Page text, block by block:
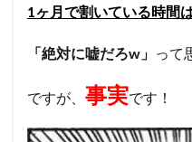
1ヶ月で割いている時間
「絶対に嘘だろw」 って
ですが、 事実です！